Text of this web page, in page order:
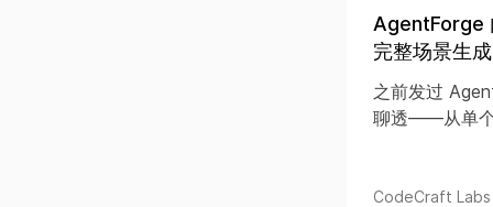
AgentForge
完整场景生成
之前发过
聊透——从单个
CodeCraft Labs​